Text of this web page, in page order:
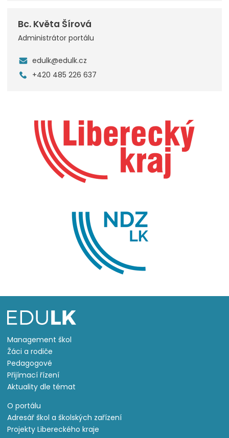
Bc. Květa Šírová
Administrátor portálu
edulk@edulk.cz
+420 485 226 637
Management škol
Žáci a rodiče
Pedagogové
Přijímací řízení
Aktuality dle témat
O portálu
Adresář škol a školských zařízení
Projekty Libereckého kraje